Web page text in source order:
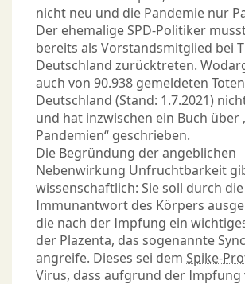
nicht neu und die Pandemie nur
Der ehemalige SPD-Politiker
bereits als Vorstandsmitglied bei
Deutschland zurücktreten.
auch von 90.938 gemeldeten
Deutschland (Stand: 1.7.2021)
und hat inzwischen ein Buch über
Pandemien“ geschrieben.
Die Begründung der angeblichen
Nebenwirkung Unfruchtbarkeit
wissenschaftlich: Sie soll durch die
Immunantwort des Körpers
die nach der Impfung ein
der Plazenta, das sogenannte
angreife. Dieses sei dem Spike-
Virus, dass aufgrund der